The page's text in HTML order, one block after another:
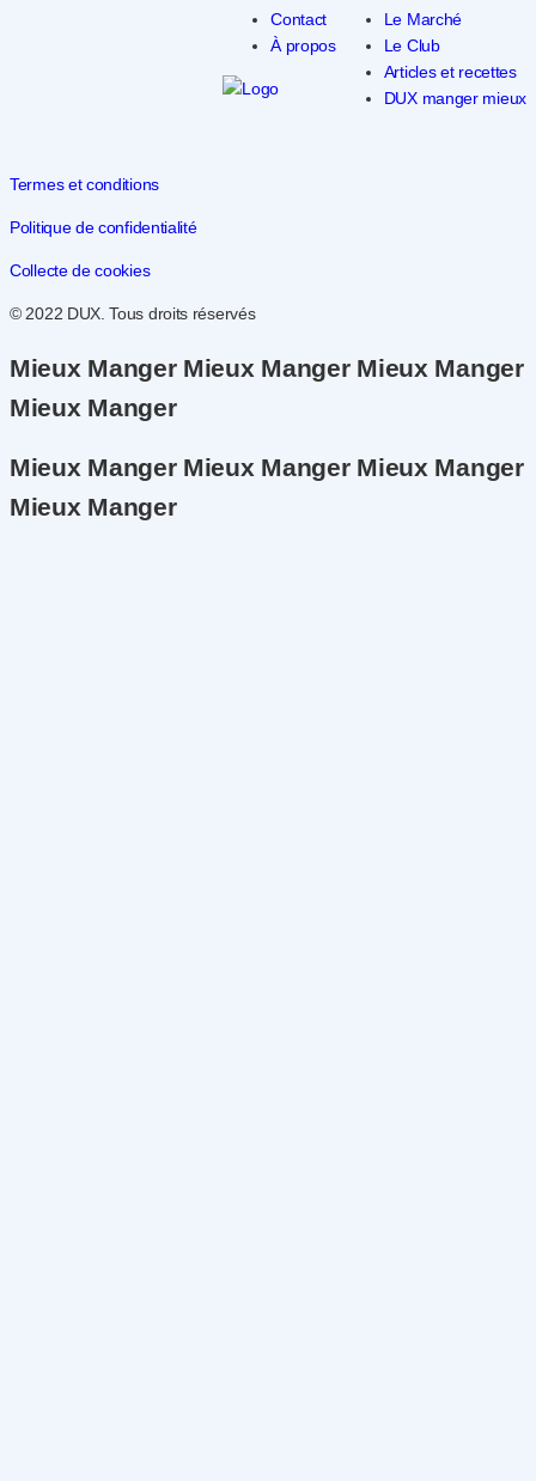
Le Marché
Le Club
Articles et recettes
DUX manger mieux
Contact
À propos
Termes et conditions
Politique de confidentialité
Collecte de cookies
© 2022 DUX. Tous droits réservés
Mieux Manger Mieux Manger Mieux Manger
Mieux Manger
Mieux Manger Mieux Manger Mieux Manger
Mieux Manger